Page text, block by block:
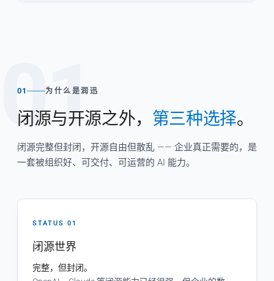
01
01 为什么是润迅
闭源与开源之外， 第三种选择。
闭源完整但封闭，开源自由但散乱 —— 企业真正需要的，是
一套被组织好、可交付、可运营的 AI 能力。
STATUS 01
闭源世界
完整，但封闭。